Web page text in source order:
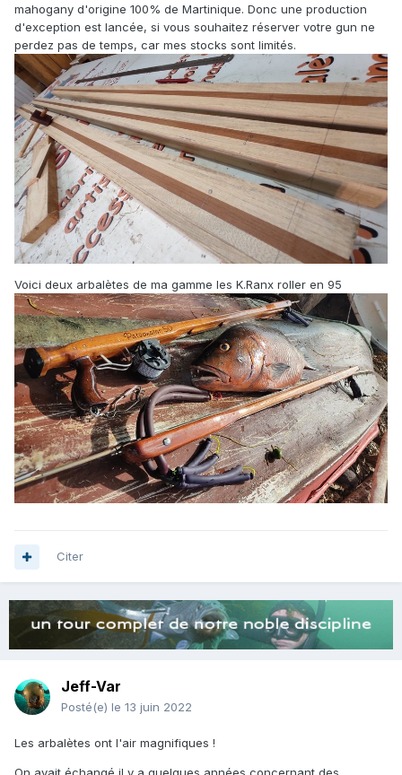
mahogany d'origine 100% de Martinique. Donc une production
d'exception est lancée, si vous souhaitez réserver votre gun ne
perdez pas de temps, car mes stocks sont limités.
Voici deux arbalètes de ma gamme les K.Ranx roller en 95
Citer
Jeff-Var
Posté(e) le 13 juin 2022
Les arbalètes ont l'air magnifiques !